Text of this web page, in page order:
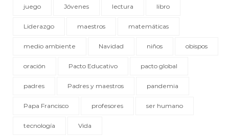
juego Jóvenes lectura libro
Liderazgo maestros matemáticas
medio ambiente Navidad niños obispos
oración Pacto Educativo pacto global
padres Padres y maestros pandemia
Papa Francisco profesores ser humano
tecnología Vida